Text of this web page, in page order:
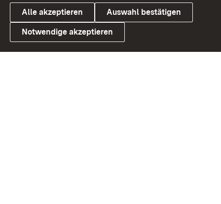
Link zum Landesportal
Alle akzeptieren Auswahl bestätigen
Notwendige akzeptieren